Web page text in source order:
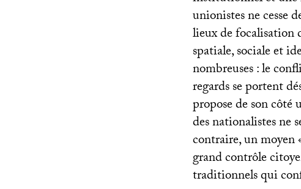
unionistes ne cesse
lieux de focalisation
spatiale, sociale et
nombreuses : le
regards se portent
propose de son
des nationalistes ne
contraire, un moyen
grand contrôle
traditionnels qui